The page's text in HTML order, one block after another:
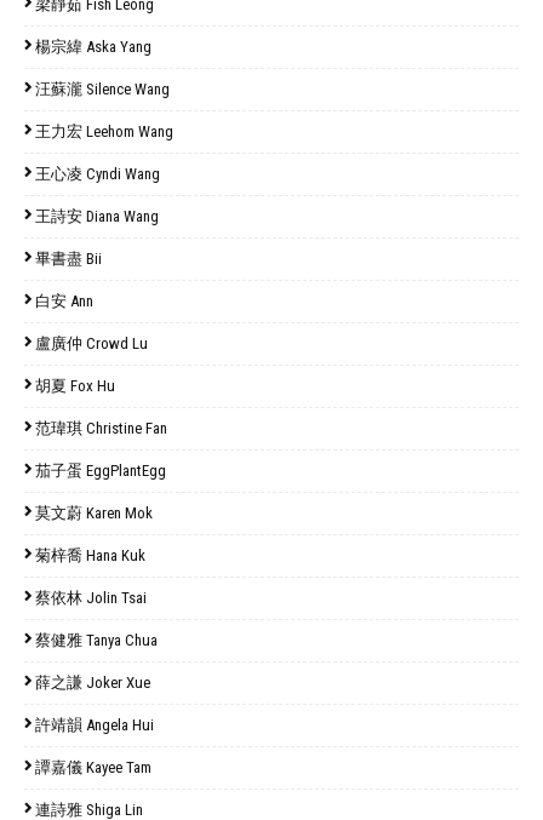
梁靜茹 Fish Leong
楊宗緯 Aska Yang
汪蘇瀧 Silence Wang
王力宏 Leehom Wang
王心凌 Cyndi Wang
王詩安 Diana Wang
畢書盡 Bii
白安 Ann
盧廣仲 Crowd Lu
胡夏 Fox Hu
范瑋琪 Christine Fan
茄子蛋 EggPlantEgg
莫文蔚 Karen Mok
菊梓喬 Hana Kuk
蔡依林 Jolin Tsai
蔡健雅 Tanya Chua
薛之謙 Joker Xue
許靖韻 Angela Hui
譚嘉儀 Kayee Tam
連詩雅 Shiga Lin